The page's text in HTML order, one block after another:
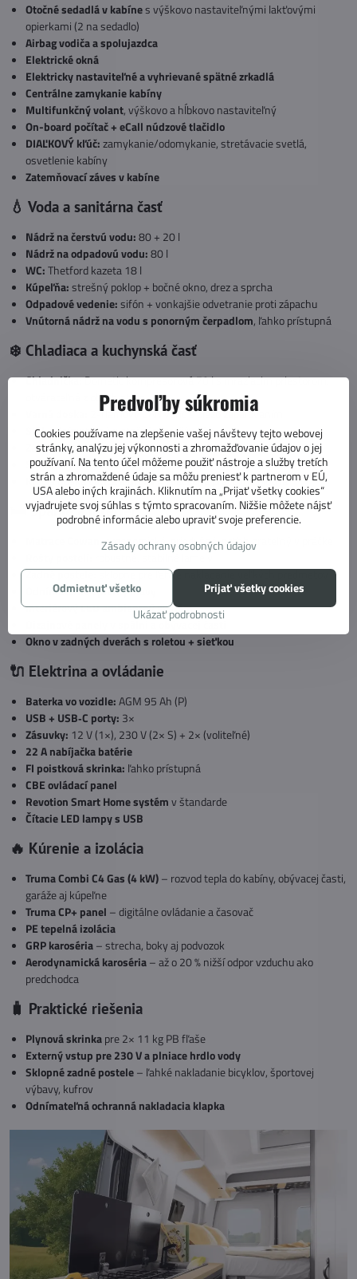
Otočné sedadlá v kabínes výškovo nastaviteľnými lakťovými
opierkami (2 na sedadlo)
Airbag vodiča a spolujazdca
Elektrické okná
Elektricky nastaviteľné a vyhrievané spätné zrkadlá
Centrálne zamykanie kabíny
Multifunkčný volant, výškovo a hĺbkovo nastaviteľný
On-board počítač + eCall núdzové tlačidlo
DIAĽKOVÝ kľúč:zamykanie/odomykanie, stretávacie svetlá,
osvetlenie kabíny
Zatemňovací záves v kabíne
💧 Voda a sanitárna časť
Nádrž na čerstvú vodu:80 + 20 l
Nádrž na odpadovú vodu:80 l
WC:Thetford kazeta 18 l
Kúpeľňa:strešný poklop + bočné okno, drez a sprcha
Odpadové vedenie:sifón + vonkajšie odvetranie proti zápachu
Vnútorná nádrž na vodu s ponorným čerpadlom, ľahko prístupná
❄️ Chladiaca a kuchynská časť
Chladnička:Dometic kompresorová 70 l s mraziacim priestorom,
otvárateľná z oboch strán
2-flamový CAN varič s piezo zapaľovaním
Stôl:odnímateľný s otočným rozšírením
Zásuvky kuchyne:Soft-close + príborník
Skrutkové horné skrinky:Soft-close pánty + push-lock systém
Krycia doska variča a drezu= zväčšená pracovná plocha
🛏️ Spanie a interiér
Matrace Cowan:ergonomické, priedušné, poťah prateľný v práčke
robustné, stabilné lamely
Zadné postele:sklopné pre ľahké nakladanie veľkých predmetov
Odnímateľné opierky hlavy
Interiérový LED ambientný systém
Dizajnové panely v spálni a obývacej časti
Okno v zadných dverách s roletou + sieťkou
🔌 Elektrina a ovládanie
Baterka vo vozidle:AGM 95 Ah (P)
USB + USB‑C porty: 3×
Zásuvky: 12 V (1×), 230 V (2× S) + 2× (voliteľné)
22 A nabíjačka batérie
FI poistková skrinka: ľahko prístupná
CBE ovládací panel
Revotion Smart Home systémv štandarde
Čítacie LED lampy s USB
🔥 Kúrenie a izolácia
Truma Combi C4 Gas (4 kW)– rozvod tepla do kabíny, obývacej časti,
garáže aj kúpeľne
Truma CP+ panel – digitálne ovládanie a časovač
PE tepelná izolácia
GRP karoséria– strecha, boky aj podvozok
Aerodynamická karoséria– až o 20 % nižší odpor vzduchu ako
predchodca
🧳 Praktické riešenia
Plynová skrinkapre 2× 11 kg PB fľaše
Externý vstup pre 230 V a plniace hrdlo vody
Sklopné zadné postele– ľahké nakladanie bicyklov, športovej
výbavy, kufrov
Odnímateľná ochranná nakladacia klapka
Predvoľby súkromia
Cookies používame na zlepšenie vašej návštevy tejto webovej
stránky, analýzu jej výkonnosti a zhromažďovanie údajov o jej
používaní. Na tento účel môžeme použiť nástroje a služby tretích
strán a zhromaždené údaje sa môžu preniesť k partnerom v EÚ,
USA alebo iných krajinách. Kliknutím na „Prijať všetky cookies“
vyjadrujete svoj súhlas s týmto spracovaním. Nižšie môžete nájsť
podrobné informácie alebo upraviť svoje preferencie.
Zásady ochrany osobných údajov
Ukázať podrobnosti
Prijať všetky cookies
Odmietnuť všetko